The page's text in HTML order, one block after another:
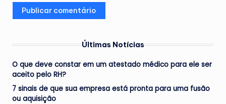
Últimas Notícias
O que deve constar em um atestado médico para ele ser
aceito pelo RH?
7 sinais de que sua empresa está pronta para uma fusão
ou aquisição